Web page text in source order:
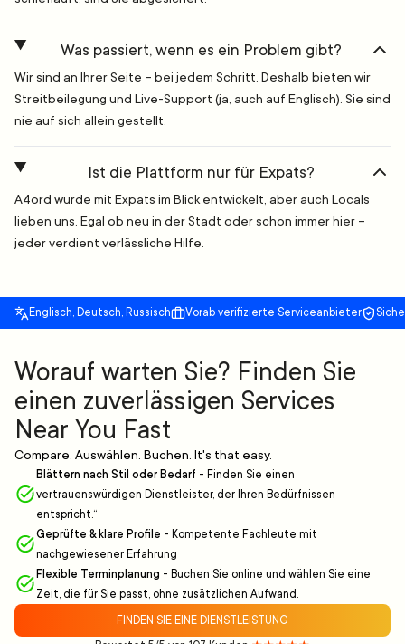
Was passiert, wenn es ein Problem gibt?
Wir sind an Ihrer Seite – bei jedem Schritt. Deshalb bieten wir
Streitbeilegung und Live-Support (ja, auch auf Englisch). Sie sind
nie auf sich allein gestellt.
Ist die Plattform nur für Expats?
A4ord wurde mit Expats im Blick entwickelt, aber auch Locals
lieben uns. Egal ob neu in der Stadt oder schon immer hier –
jeder verdient verlässliche Hilfe.
Englisch, Deutsch, Russisch Vorab verifizierte Serviceanbieter
Worauf warten Sie? Finden Sie
einen zuverlässigen Services
Near You Fast
Compare. Auswählen. Buchen. It's that easy.
Blättern nach Stil oder Bedarf - Finden Sie einen
vertrauenswürdigen Dienstleister, der Ihren Bedürfnissen
entspricht.“
Geprüfte & klare Profile - Kompetente Fachleute mit
nachgewiesener Erfahrung
Flexible Terminplanung - Buchen Sie online und wählen Sie eine
Zeit, die für Sie passt, ohne zusätzlichen Aufwand.
FINDEN SIE EINE DIENSTLEISTUNG